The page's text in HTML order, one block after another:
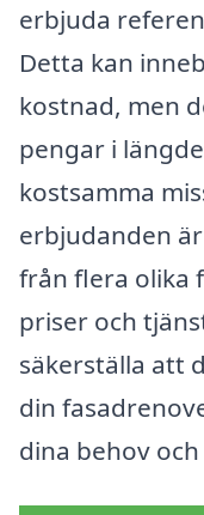
erbjuda
Detta kan
kostnad, men
pengar i
kostsamma
erbjudanden
från flera olika
priser och
säkerställa att
din
dina behov